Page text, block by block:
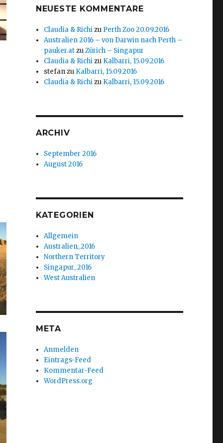
NEUESTE KOMMENTARE
Claudia & Richizu Perth Zoo 20.09.2016
Australien 2016 – von Darwin nach Perth –
pauker.atzuZürich – Singapur
Claudia & Richizu Kalbarri, 15.09.2016
stefanzu Kalbarri, 15.09.2016
Claudia & Richizu Kalbarri, 15.09.2016
ARCHIV
September 2016
August 2016
KATEGORIEN
Allgemein
Australien_2016
Northern Territory
Singapur_2016
West Australien
META
Anmelden
Eintrags-Feed
Kommentar-Feed
WordPress.org